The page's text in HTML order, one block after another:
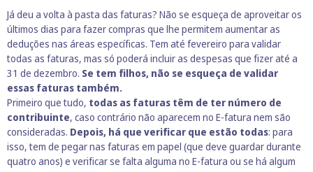
Já deu a volta à pasta das faturas? Não se esqueça de aproveitar os
últimos dias para fazer compras que lhe permitem aumentar as
deduções nas áreas específicas. Tem até fevereiro para validar
todas as faturas, mas só poderá incluir as despesas que fizer até a
31 de dezembro. Se tem filhos, não se esqueça de validar
essas faturas também.
Primeiro que tudo, todas as faturas têm de ter número de
contribuinte, caso contrário não aparecem no E-fatura nem são
consideradas. Depois, há que verificar que estão todas: para
isso, tem de pegar nas faturas em papel (que deve guardar durante
quatro anos) e verificar se falta alguma no E-fatura ou se há algum